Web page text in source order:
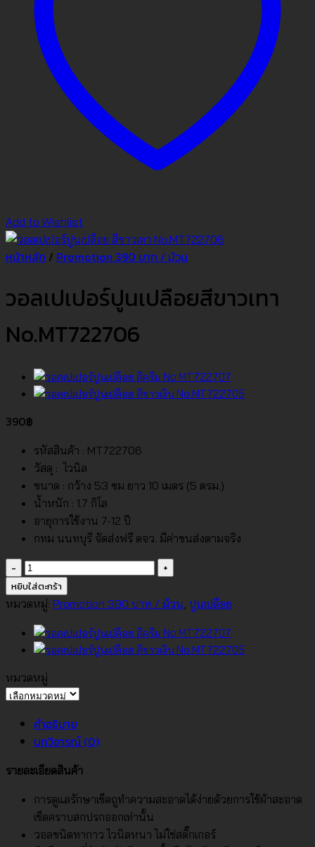
Add to Wishlist
หน้าหลัก / Promotion 390 บาท / ม้วน
วอลเปเปอร์ปูนเปลือยสีขาวเทา
No.MT722706
390฿
รหัสสินค้า : MT722706
วัสดุ : ไวนิล
ขนาด : กว้าง 53 ซม ยาว 10 เมตร (5 ตรม.)
น้ำหนัก : 1.7 กิโล
อายุการใช้งาน 7-12 ปี
กทม นนทบุรี จัดส่งฟรี ตจว. มีค่าขนส่งตามจริง
จำนวน
วอลเปเปอร์
ปูน
สี
ขาว
เทา
No.MT722706
หยิบใส่ตะกร้า
หมวดหมู่: Promotion 390 บาท / ม้วน ปูนเปลือย
หมวดหมู่
หมวด
คำอธิบาย
บทวิจารณ์ (0)
รายละเอียดสินค้า
การดูแลรักษาเช็ดถูทำความสะอาดได้ง่ายด้วยการใช้ผ้าสะอาด
เช็ดคราบสกปรกออกเท่านั้น
วอลชนิดทากาว ไวนิลหนา ไม่ใช่สติ๊กเกอร์